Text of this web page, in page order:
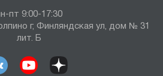
пт 9:00-17:30
г, Финляндская ул, дом № 31
лит. Б